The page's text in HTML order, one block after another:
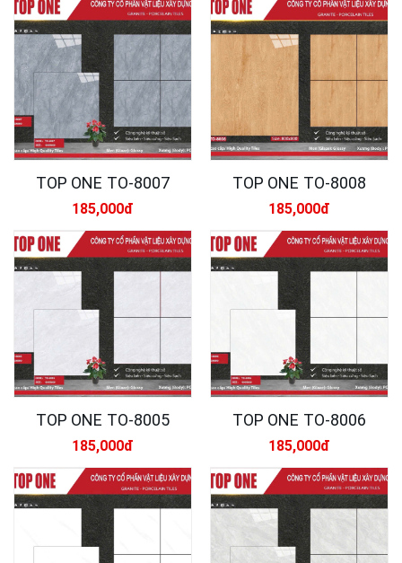
TOP ONE TO-8007
185,000đ
TOP ONE TO-8008
185,000đ
TOP ONE TO-8005
185,000đ
TOP ONE TO-8006
185,000đ